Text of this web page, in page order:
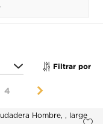
Filtrar por
4